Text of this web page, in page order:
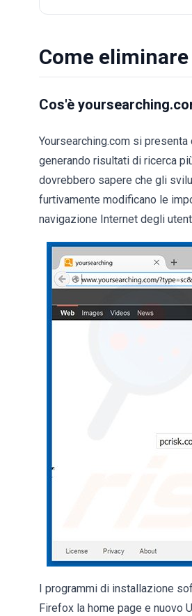
Come
Cos'è
Yoursearching.com si
generando risultati di ricerca
dovrebbero sapere che gli
furtivamente modificano le
navigazione Internet degli
I programmi di installazione
Firefox la home page e nuovo